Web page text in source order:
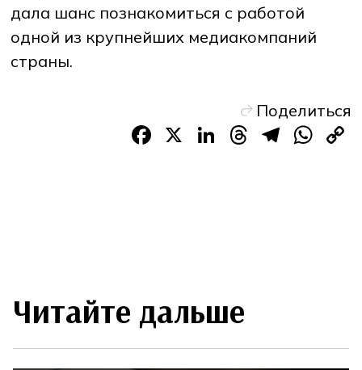
дала шанс познакомиться с работой
одной из крупнейших медиакомпаний
страны.
Поделиться
Facebook
X LinkedIn
Threads
Читайте дальше